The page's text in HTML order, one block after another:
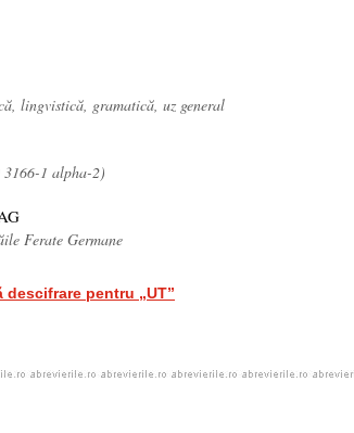
lingvistică, gramatică, uz general
1 alpha-2)
Ferate Germane
descifrare pentru „UT”